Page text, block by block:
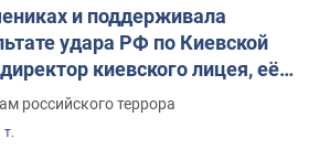
и поддерживала
удара РФ по Киевской
киевского лицея, её
российского террора
т.